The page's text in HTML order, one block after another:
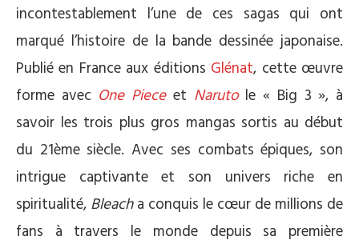
incontestablement l’une de ces sagas qui ont
marqué l’histoire de la bande dessinée japonaise.
Publié en France aux éditions Glénat, cette œuvre
forme avec One Pieceet Naruto le « Big 3 », à
savoir les trois plus gros mangas sortis au début
du 21ème siècle. Avec ses combats épiques, son
intrigue captivante et son univers riche en
spiritualité, Bleacha conquis le cœur de millions de
fans à travers le monde depuis sa première